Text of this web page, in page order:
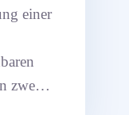
einer
zwei